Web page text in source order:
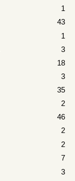
1
43
1
3
18
3
35
2
46
2
2
7
3